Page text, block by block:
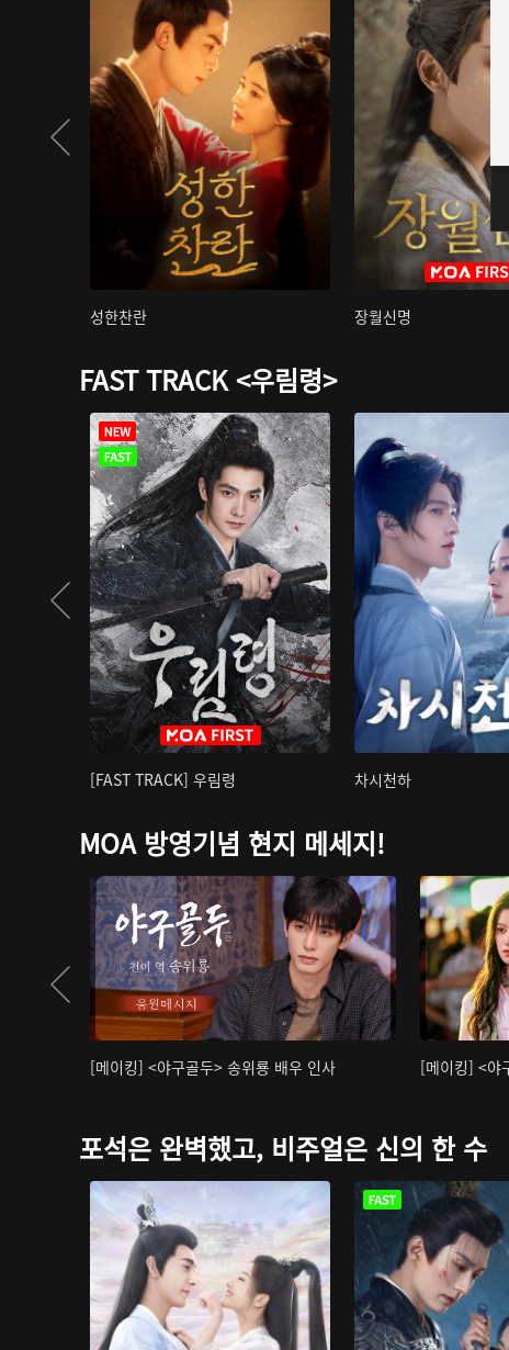
성한찬란 장월신명
FAST TRACK <우림령>
[FAST TRACK] 우림령 차시천하
MOA 방영기념 현지 메세지!
[메이킹] <야구골두> 송위룡 배우 인사 [메이킹] <야
포석은 완벽했고, 비주얼은 신의 한 수